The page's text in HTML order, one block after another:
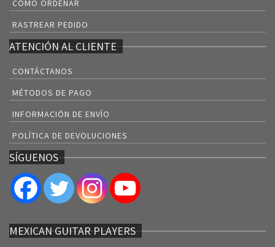
CÓMO ORDENAR
RASTREAR PEDIDO
ATENCIÓN AL CLIENTE
CONTÁCTANOS
MÉTODOS DE PAGO
INFORMACIÓN DE ENVÍO
POLÍTICA DE DEVOLUCIONES
SÍGUENOS
MEXICAN GUITAR PLAYERS